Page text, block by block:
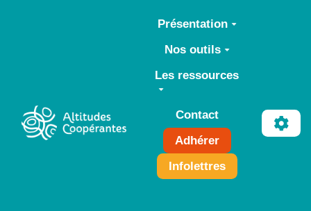
Aller au contenu principal
Présentation
Nos outils
Les ressources
Contact
Adhérer
Infolettres